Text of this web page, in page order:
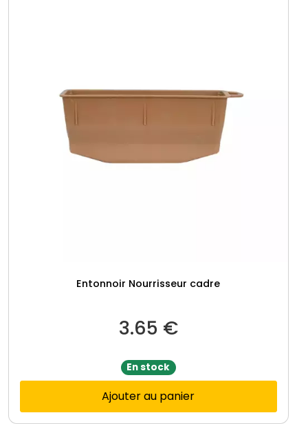
Entonnoir Nourrisseur cadre
3.65 €
En stock
Ajouter au panier